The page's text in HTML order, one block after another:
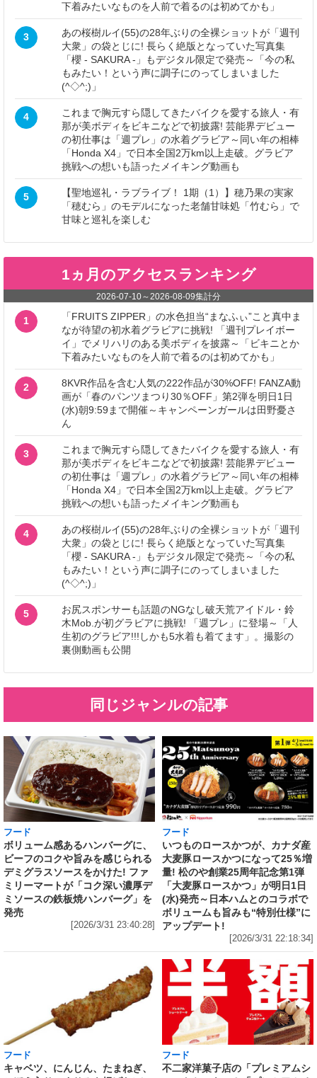
下着みたいなものを人前で着るのは初めてかも」
3
あの桜樹ルイ(55)の28年ぶりの全裸ショットが「週刊
大衆」の袋とじに! 長らく絶版となっていた写真集
「櫻 - SAKURA -」もデジタル限定で発売～「今の私
もみたい！という声に調子にのってしまいました
(^◇^;)」
4
これまで胸元すら隠してきたバイクを愛する旅人・有
那が美ボディをビキニなどで初披露! 芸能界デビュー
の初仕事は「週プレ」の水着グラビア～同い年の相棒
「Honda X4」で日本全国2万km以上走破。グラビア
挑戦への想いも語ったメイキング動画も
5
【聖地巡礼・ラブライブ！ 1期（1）】穂乃果の実家
「穂むら」のモデルになった老舗甘味処「竹むら」で
甘味と巡礼を楽しむ
1ヵ月のアクセスランキング
2026-07-10～2026-08-09集計分
1
「FRUITS ZIPPER」の水色担当“まなふぃ”こと真中ま
なが待望の初水着グラビアに挑戦! 「週刊プレイボー
イ」でメリハリのある美ボディを披露～「ビキニとか
下着みたいなものを人前で着るのは初めてかも」
2
8KVR作品を含む人気の222作品が30%OFF! FANZA動
画が「春のパンツまつり30％OFF」第2弾を明日1日
(水)朝9:59まで開催～キャンペーンガールは田野憂さ
ん
3
これまで胸元すら隠してきたバイクを愛する旅人・有
那が美ボディをビキニなどで初披露! 芸能界デビュー
の初仕事は「週プレ」の水着グラビア～同い年の相棒
「Honda X4」で日本全国2万km以上走破。グラビア
挑戦への想いも語ったメイキング動画も
4
あの桜樹ルイ(55)の28年ぶりの全裸ショットが「週刊
大衆」の袋とじに! 長らく絶版となっていた写真集
「櫻 - SAKURA -」もデジタル限定で発売～「今の私
もみたい！という声に調子にのってしまいました
(^◇^;)」
5
お尻スポンサーも話題のNGなし破天荒アイドル・鈴
木Mob.が初グラビアに挑戦! 「週プレ」に登場～「人
生初のグラビア!!!しかも5水着も着てます」。撮影の
裏側動画も公開
同じジャンルの記事
フード
ボリューム感あるハンバーグに、
ビーフのコクや旨みを感じられる
デミグラスソースをかけた! ファ
ミリーマートが「コク深い濃厚デ
ミソースの鉄板焼ハンバーグ」を
発売
[2026/3/31 23:40:28]
フード
いつものロースかつが、カナダ産
大麦豚ロースかつになって25％増
量! 松のや創業25周年記念第1弾
「大麦豚ロースかつ」が明日1日
(水)発売～日本ハムとのコラボで
ボリュームも旨みも“特別仕様”に
アップデート!
[2026/3/31 22:18:34]
フード
キャベツ、にんじん、たまねぎ、
フード
不二家洋菓子店の「プレミアムシ